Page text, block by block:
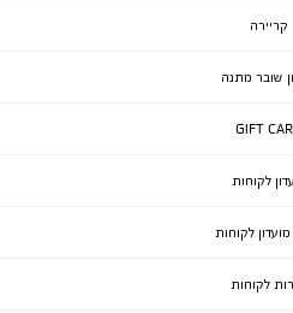
קריירה
שובר מתנה
GIFT
לקוחות
לקוחות
לקוחות